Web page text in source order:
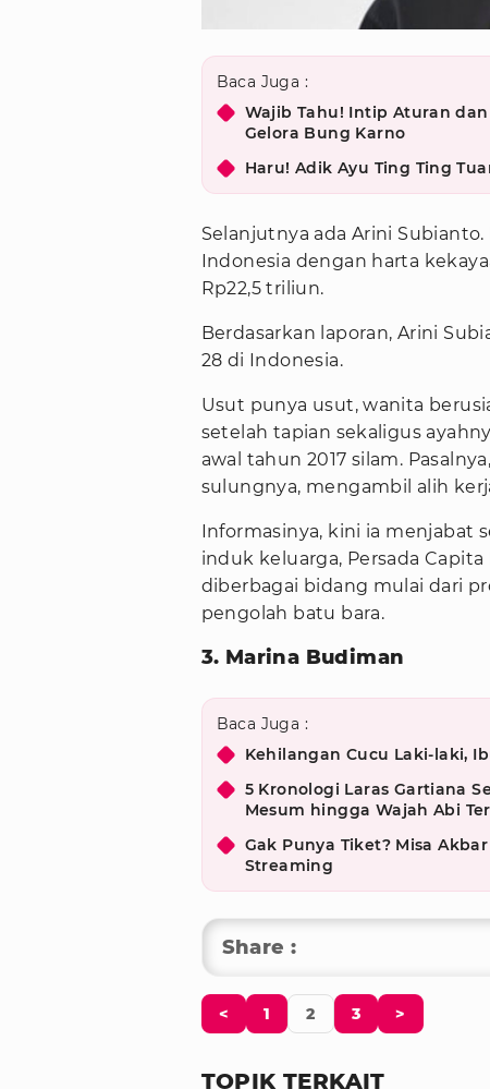
Baca Juga :
Wajib Tahu! Intip Aturan
Gelora Bung Karno
Haru! Adik Ayu Ting Ting
Selanjutnya ada Arini
Indonesia dengan harta
Rp22,5 triliun.
Berdasarkan laporan, Arini
28 di Indonesia.
Usut punya usut, wanita
setelah tapian sekaligus
awal tahun 2017 silam.
sulungnya, mengambil alih
Informasinya, kini ia menjabat
induk keluarga, Persada
diberbagai bidang mulai dari
pengolah batu bara.
3. Marina Budiman
Baca Juga :
Kehilangan Cucu Laki-laki,
5 Kronologi Laras Gartiana
Mesum hingga Wajah Abi
Gak Punya Tiket? Misa
Streaming
Share :
< 1 2 3 >
TOPIK TERKAIT